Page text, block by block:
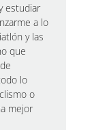
estudiar
a lo
y las
que
lo
o
mejor